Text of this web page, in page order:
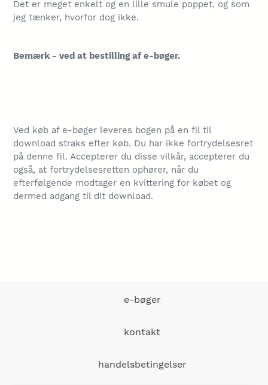
Det er meget enkelt og en lille smule poppet, og som
jeg tænker, hvorfor dog ikke.
Bemærk - ved at bestilling af e-bøger.
Ved køb af e-bøger leveres bogen på en fil til
download straks efter køb. Du har ikke fortrydelsesret
på denne fil. Accepterer du disse vilkår, accepterer du
også, at fortrydelsesretten ophører, når du
efterfølgende modtager en kvittering for købet og
dermed adgang til dit download.
e-bøger
kontakt
handelsbetingelser